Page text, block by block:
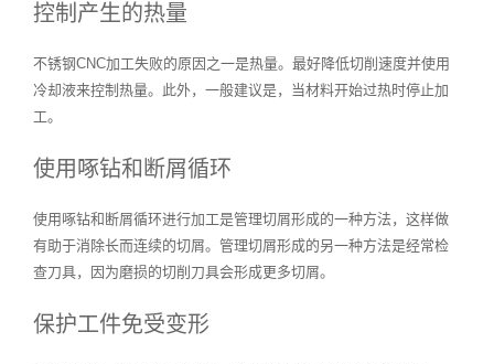
控制产生的热量
不锈钢CNC加工失败的原因之一是热量。最好降低切削速度并使用
冷却液来控制热量。此外，一般建议是，当材料开始过热时停止加
工。
使用啄钻和断屑循环
使用啄钻和断屑循环进行加工是管理切屑形成的一种方法，这样做
有助于消除长而连续的切屑。管理切屑形成的另一种方法是经常检
查刀具，因为磨损的切削刀具会形成更多切屑。
保护工件免受变形